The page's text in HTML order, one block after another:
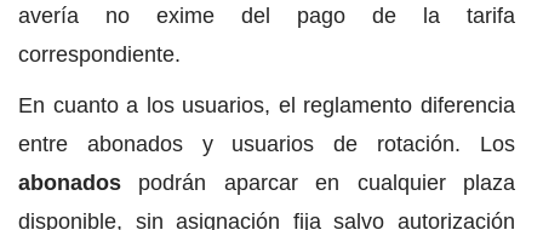
avería no exime del pago de la tarifa
correspondiente.
En cuanto a los usuarios, el reglamento diferencia
entre abonados y usuarios de rotación. Los
abonados podrán aparcar en cualquier plaza
disponible, sin asignación fija salvo autorización